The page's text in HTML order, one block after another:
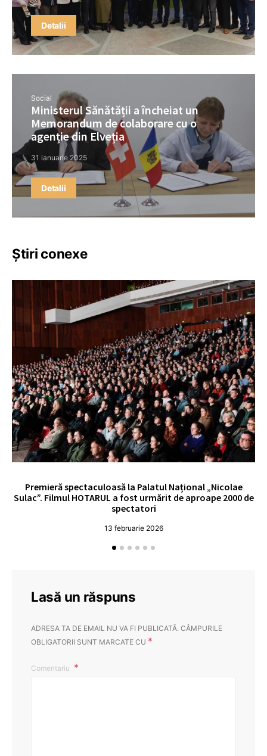
Detalii
Social
Ministerul Sănătății a încheiat un
Memorandum de colaborare cu o
agenție din Elveția
31 ianuarie 2025
Detalii
Știri conexe
Premieră spectaculoasă la Palatul Național „Nicolae
Sulac”. Filmul HOTARUL a fost urmărit de aproape 2000 de
spectatori
13 februarie 2026
Lasă un răspuns
ADRESA TA DE EMAIL NU VA FI PUBLICATĂ. CÂMPURILE
OBLIGATORII SUNT MARCATE CU *
Comentariu